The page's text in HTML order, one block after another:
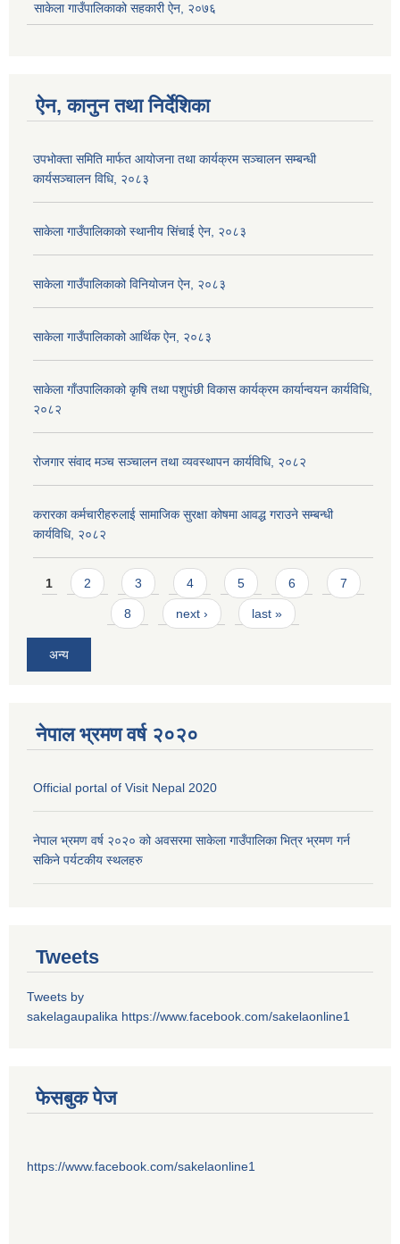
साकेला गाउँपालिकाको सहकारी ऐन, २०७६
ऐन, कानुन तथा निर्देशिका
उपभोक्ता समिति मार्फत आयोजना तथा कार्यक्रम सञ्चालन सम्बन्धी
कार्यसञ्चालन विधि, २०८३
साकेला गाउँपालिकाको स्थानीय सिंचाई ऐन, २०८३
साकेला गाउँपालिकाको विनियोजन ऐन, २०८३
साकेला गाउँपालिकाको आर्थिक ऐन, २०८३
साकेला गाँउपालिकाको कृषि तथा पशुपंछी विकास कार्यक्रम कार्यान्वयन कार्यविधि,
२०८२
रोजगार संवाद मञ्च सञ्चालन तथा व्यवस्थापन कार्यविधि, २०८२
करारका कर्मचारीहरुलाई सामाजिक सुरक्षा कोषमा आवद्ध गराउने सम्बन्धी
कार्यविधि, २०८२
Pages
1 2 3 4 5 6 7
8 next › last »
अन्य
नेपाल भ्रमण वर्ष २०२०
Official portal of Visit Nepal 2020
नेपाल भ्रमण वर्ष २०२० को अवसरमा साकेला गाउँपालिका भित्र भ्रमण गर्न
सकिने पर्यटकीय स्थलहरु
Tweets
Tweets by
sakelagaupalika https://www.facebook.com/sakelaonline1
फेसबुक पेज
https://www.facebook.com/sakelaonline1